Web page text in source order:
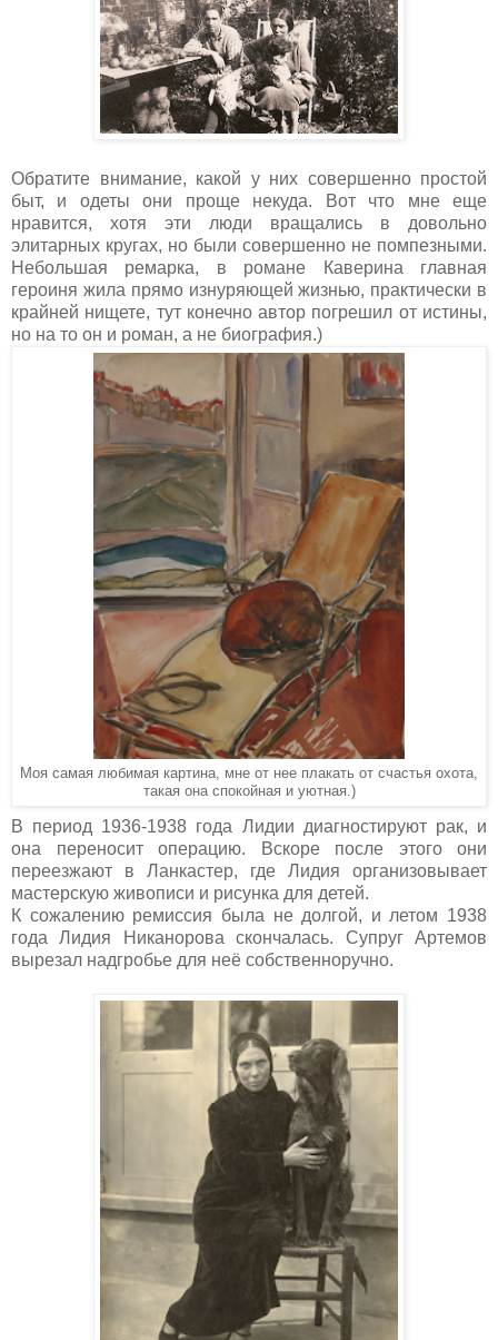
Обратите внимание, какой у них совершенно простой
быт, и одеты они проще некуда. Вот что мне еще
нравится, хотя эти люди вращались в довольно
элитарных кругах, но были совершенно не помпезными.
Небольшая ремарка, в романе Каверина главная
героиня жила прямо изнуряющей жизнью, практически в
крайней нищете, тут конечно автор погрешил от истины,
но на то он и роман, а не биография.)
Моя самая любимая картина, мне от нее плакать от счастья охота,
такая она спокойная и уютная.)
В период 1936-1938 года Лидии диагностируют рак, и
она переносит операцию. Вскоре после этого они
переезжают в Ланкастер, где Лидия организовывает
мастерскую живописи и рисунка для детей.
К сожалению ремиссия была не долгой, и летом 1938
года Лидия Никанорова скончалась. Супруг Артемов
вырезал надгробье для неё собственноручно.